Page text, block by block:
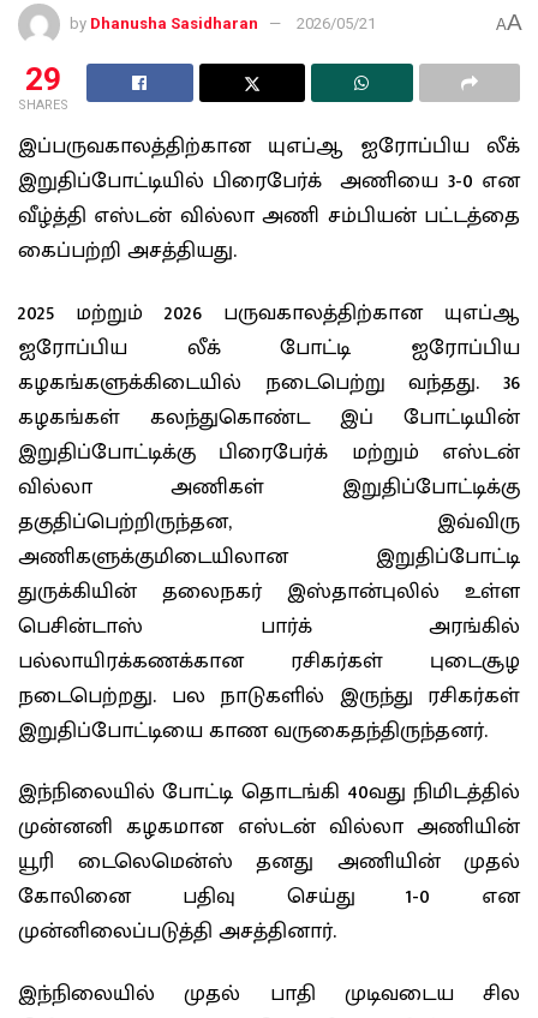
by Dhanusha Sasidharan 2026/05/21 AA
29
SHARES
இப்பருவகாலத்திற்கான யுஎப்ஆ ஐரோப்பிய லீக்
இறுதிப்போட்டியில் பிரைபேர்க் அணியை 3-0 என
வீழ்த்தி எஸ்டன் வில்லா அணி சம்பியன் பட்டத்தை
கைப்பற்றி அசத்தியது.
2025 மற்றும் 2026 பருவகாலத்திற்கான யுஎப்ஆ
ஐரோப்பிய லீக் போட்டி ஐரோப்பிய
கழகங்களுக்கிடையில் நடைபெற்று வந்தது. 36
கழகங்கள் கலந்துகொண்ட இப் போட்டியின்
இறுதிப்போட்டிக்கு பிரைபேர்க் மற்றும் எஸ்டன்
வில்லா அணிகள் இறுதிப்போட்டிக்கு
தகுதிப்பெற்றிருந்தன, இவ்விரு
அணிகளுக்குமிடையிலான இறுதிப்போட்டி
துருக்கியின் தலைநகர் இஸ்தான்புலில் உள்ள
பெசின்டாஸ் பார்க் அரங்கில்
பல்லாயிரக்கணக்கான ரசிகர்கள் புடைசூழ
நடைபெற்றது. பல நாடுகளில் இருந்து ரசிகர்கள்
இறுதிப்போட்டியை காண வருகைதந்திருந்தனர்.
இந்நிலையில் போட்டி தொடங்கி 40வது நிமிடத்தில்
முன்னனி கழகமான எஸ்டன் வில்லா அணியின்
யூரி டைலெமென்ஸ் தனது அணியின் முதல்
கோலினை பதிவு செய்து 1-0 என
முன்னிலைப்படுத்தி அசத்தினார்.
இந்நிலையில் முதல் பாதி முடிவடைய சில